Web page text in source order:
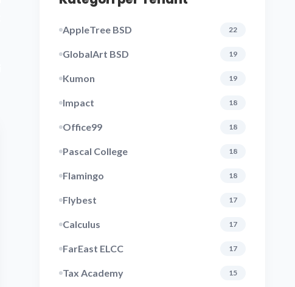
AppleTree BSD 22
GlobalArt BSD 19
Kumon 19
Impact 18
Office99 18
Pascal College 18
Flamingo 18
Flybest 17
Calculus 17
FarEast ELCC 17
Tax Academy 15